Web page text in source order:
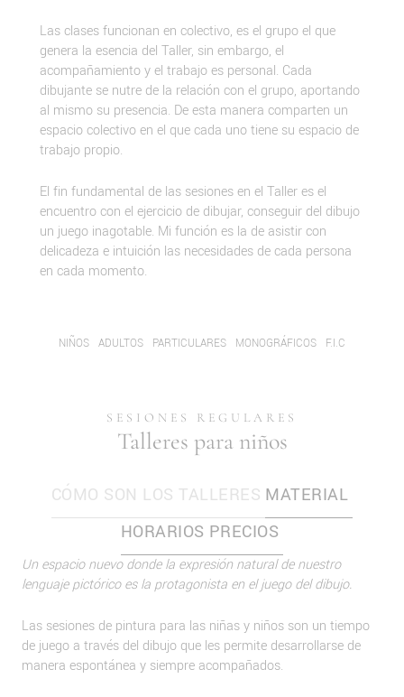
Las clases funcionan en colectivo, es el grupo el que
genera la esencia del Taller, sin embargo, el
acompañamiento y el trabajo es personal. Cada
dibujante se nutre de la relación con el grupo, aportando
al mismo su presencia. De esta manera comparten un
espacio colectivo en el que cada uno tiene su espacio de
trabajo propio.
El fin fundamental de las sesiones en el Taller es el
encuentro con el ejercicio de dibujar, conseguir del dibujo
un juego inagotable. Mi función es la de asistir con
delicadeza e intuición las necesidades de cada persona
en cada momento.
NIÑOS ADULTOS PARTICULARES MONOGRÁFICOS F.I.C
SESIONES REGULARES
Talleres para niños
CÓMO SON LOS TALLERES MATERIAL
HORARIOS PRECIOS
Un espacio nuevo donde la expresión natural de nuestro
lenguaje pictórico es la protagonista en el juego del dibujo.
Las sesiones de pintura para las niñas y niños son un tiempo
de juego a través del dibujo que les permite desarrollarse de
manera espontánea y siempre acompañados.